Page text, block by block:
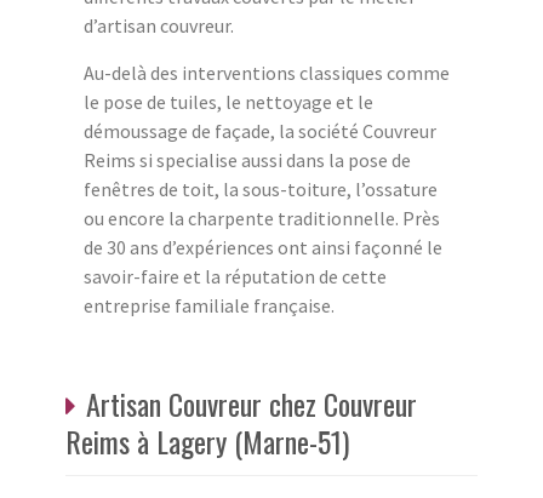
d’artisan couvreur.
Au-delà des interventions classiques comme
le pose de tuiles, le nettoyage et le
démoussage de façade, la société Couvreur
Reims si specialise aussi dans la pose de
fenêtres de toit, la sous-toiture, l’ossature
ou encore la charpente traditionnelle. Près
de 30 ans d’expériences ont ainsi façonné le
savoir-faire et la réputation de cette
entreprise familiale française.
Artisan Couvreur chez Couvreur
Reims à Lagery (Marne-51)